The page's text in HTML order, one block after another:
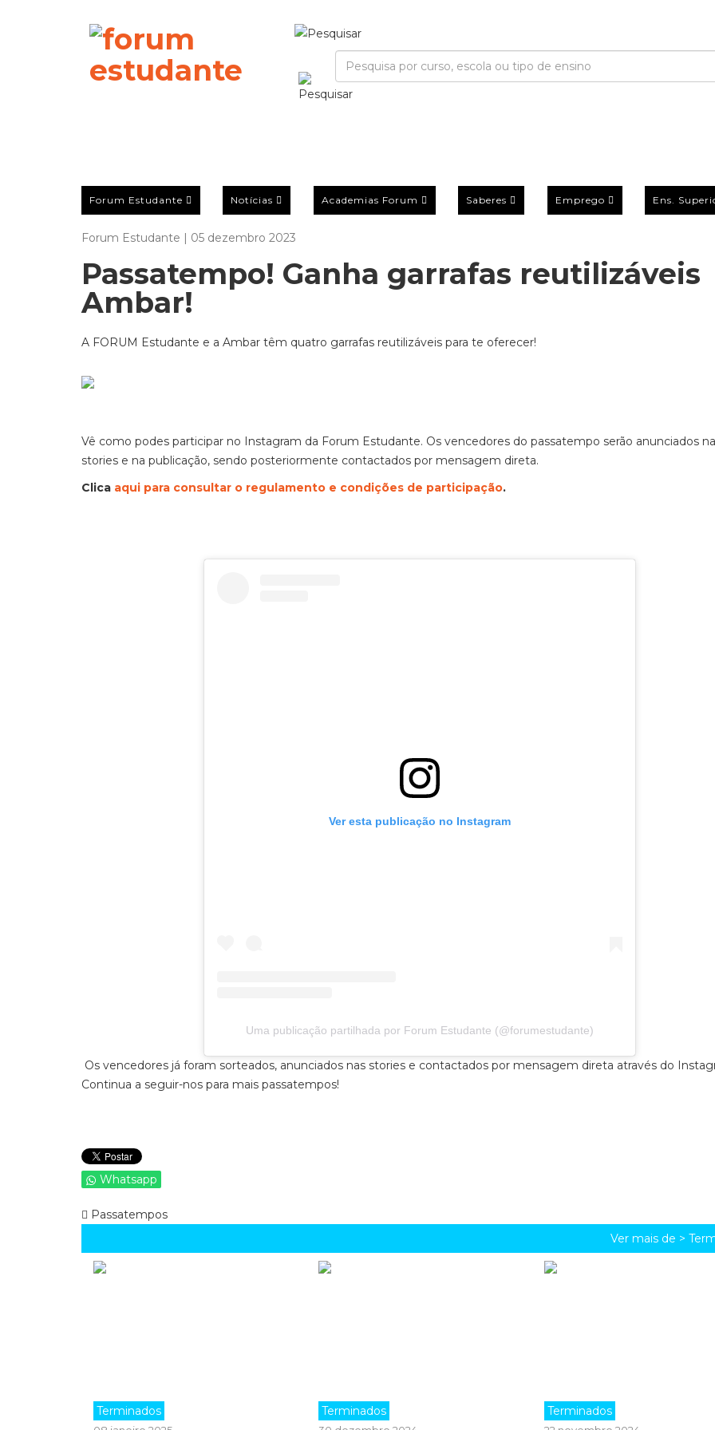
Forum Estudante Notícias Academias Forum Saberes Emprego Ens.
Forum Estudante | 05 dezembro 2023
Passatempo! Ganha garrafas reutilizáveis
Ambar!
A FORUM Estudante e a Ambar têm quatro garrafas reutilizáveis para te oferecer!
Vê como podes participar no Instagram da Forum Estudante. Os vencedores do passatempo serão anunciados
stories e na publicação, sendo posteriormente contactados por mensagem direta.
Clica aqui para consultar o regulamento e condições de participação.
Ver esta publicação no Instagram
Uma publicação partilhada por Forum Estudante (@forumestudante)
Os vencedores já foram sorteados, anunciados nas stories e contactados por mensagem direta através do
Continua a seguir-nos para mais passatempos!
Whatsapp
Passatempos
Ver mais de >
Terminados Terminados Terminados